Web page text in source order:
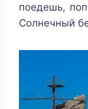
поедешь,
Солнечный